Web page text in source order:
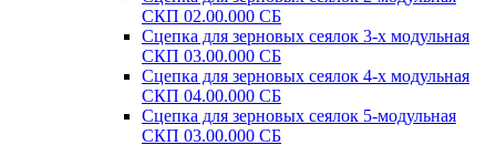
СКП 02.00.000 СБ
Сцепка для зерновых сеялок 3-х модульная
СКП 03.00.000 СБ
Сцепка для зерновых сеялок 4-х модульная
СКП 04.00.000 СБ
Сцепка для зерновых сеялок 5-модульная
СКП 03.00.000 СБ